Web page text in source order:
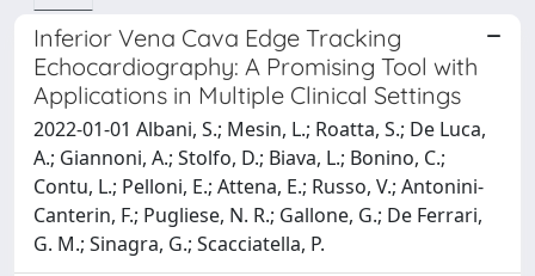
Inferior Vena Cava Edge Tracking
Echocardiography: A Promising Tool with
Applications in Multiple Clinical Settings
2022-01-01 Albani, S.; Mesin, L.; Roatta, S.; De Luca,
A.; Giannoni, A.; Stolfo, D.; Biava, L.; Bonino, C.;
Contu, L.; Pelloni, E.; Attena, E.; Russo, V.; Antonini-
Canterin, F.; Pugliese, N. R.; Gallone, G.; De Ferrari,
G. M.; Sinagra, G.; Scacciatella, P.